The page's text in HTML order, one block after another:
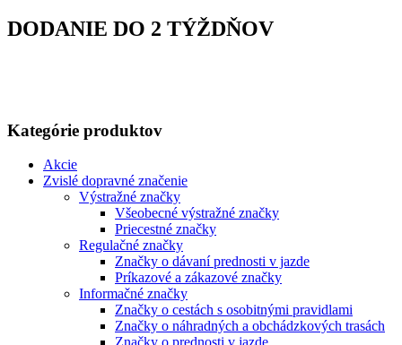
DODANIE DO 2 TÝŽDŇOV
Kategórie produktov
Akcie
Zvislé dopravné značenie
Výstražné značky
Všeobecné výstražné značky
Priecestné značky
Regulačné značky
Značky o dávaní prednosti v jazde
Príkazové a zákazové značky
Informačné značky
Značky o cestách s osobitnými pravidlami
Značky o náhradných a obchádzkových trasách